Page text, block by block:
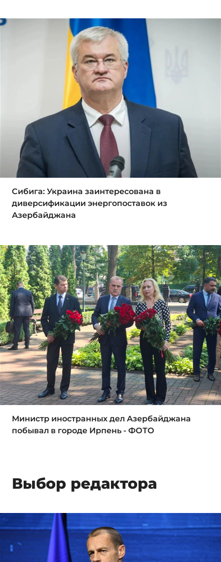
Сибига: Украина заинтересована в
диверсификации энергопоставок из
Азербайджана
Министр иностранных дел Азербайджана
побывал в городе Ирпень - ФОТО
Выбор редактора